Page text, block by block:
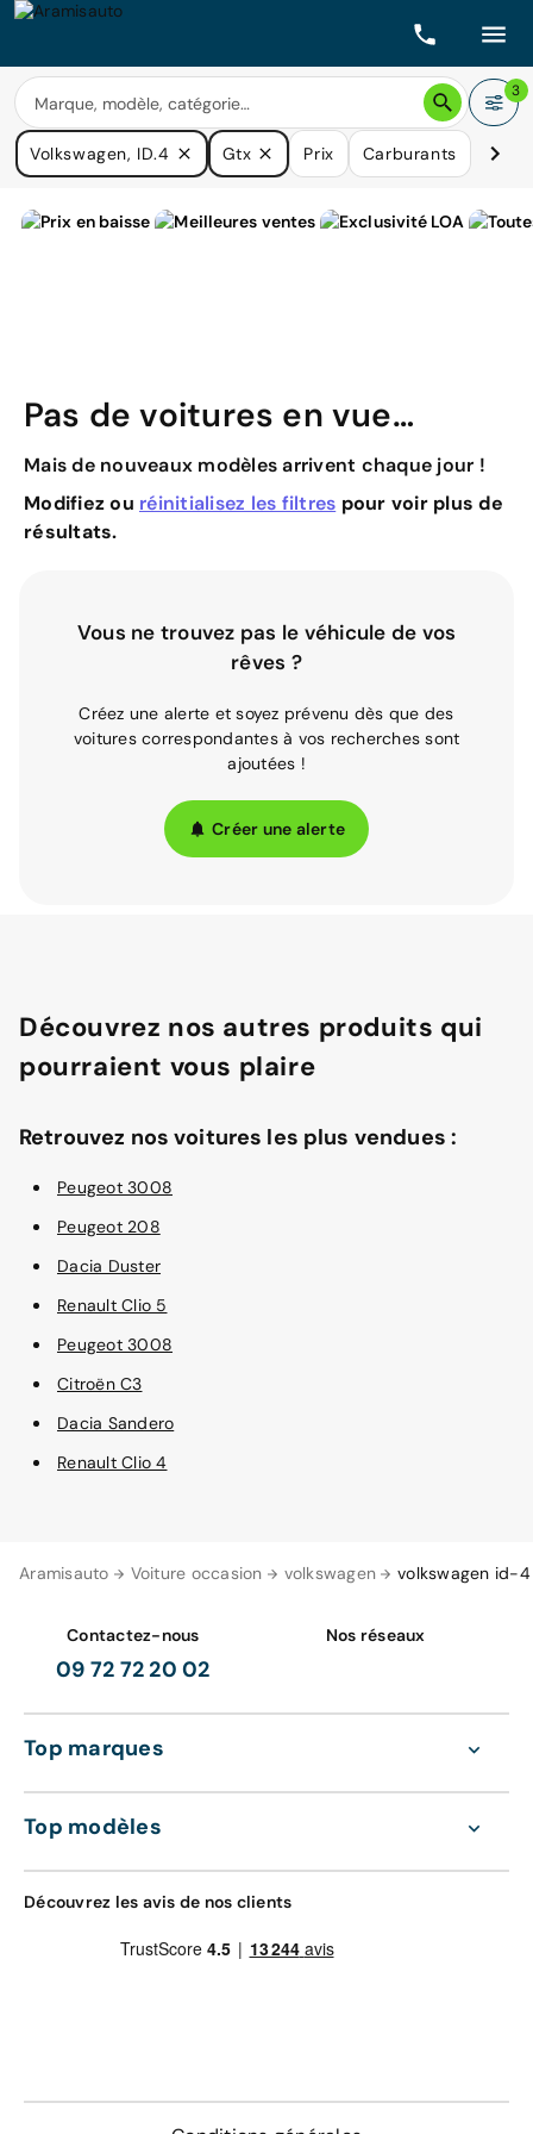
Aramisauto Voiture occasion volkswagen volkswagen id-4
3
Volkswagen, ID.4 Gtx Prix Carburants
Pas de voitures en vue…
Mais de nouveaux modèles arrivent chaque jour !
Modifiez ou réinitialisez les filtres pour voir plus de
résultats.
Vous ne trouvez pas le véhicule de vos
rêves ?
Créez une alerte et soyez prévenu dès que des
voitures correspondantes à vos recherches sont
ajoutées !
Créer une alerte
Découvrez nos autres produits qui
pourraient vous plaire
Retrouvez nos voitures les plus vendues :
Peugeot 3008
Peugeot 208
Dacia Duster
Renault Clio 5
Peugeot 3008
Citroën C3
Dacia Sandero
Renault Clio 4
Contactez-nous
09 72 72 20 02
Nos réseaux
Top marques
Top modèles
Découvrez les avis de nos clients